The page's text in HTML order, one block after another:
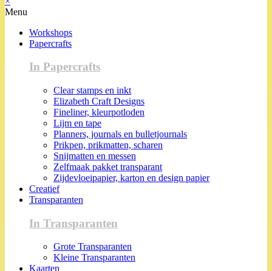
Menu
Workshops
Papercrafts
In Papercrafts
Clear stamps en inkt
Elizabeth Craft Designs
Fineliner, kleurpotloden
Lijm en tape
Planners, journals en bulletjournals
Prikpen, prikmatten, scharen
Snijmatten en messen
Zelfmaak pakket transparant
Zijdevloeipapier, karton en design papier
Creatief
Transparanten
In Transparanten
Grote Transparanten
Kleine Transparanten
Kaarten